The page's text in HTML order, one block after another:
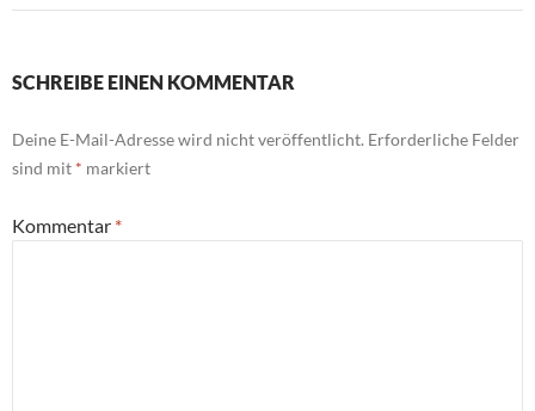
SCHREIBE EINEN KOMMENTAR
Deine E-Mail-Adresse wird nicht veröffentlicht. Erforderliche Felder
sind mit * markiert
Kommentar *